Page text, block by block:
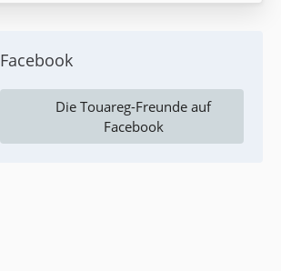
Facebook
Die Touareg-Freunde auf
Facebook